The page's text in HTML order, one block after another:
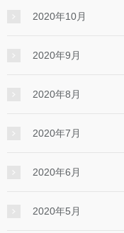
2020年10月
2020年9月
2020年8月
2020年7月
2020年6月
2020年5月